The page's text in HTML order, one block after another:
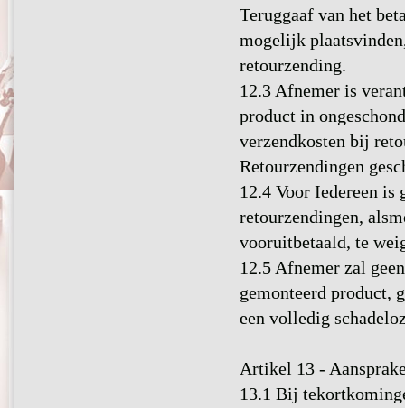
Teruggaaf van het
mogelijk
retourzending.
12.3 Afnemer is
product in
verzendkosten bij
Retourzendingen
12.4 Voor Iedereen
retourzendingen,
vooruitbetaald, te
12.5 Afnemer zal
gemonteerd product,
een volledig
Artikel 13 -
13.1 Bij